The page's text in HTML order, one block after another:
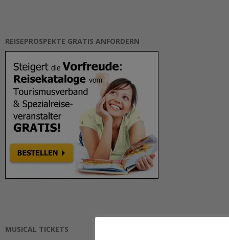
REISEPROSPEKTE GRATIS ANFORDERN
MUSICAL TICKETS